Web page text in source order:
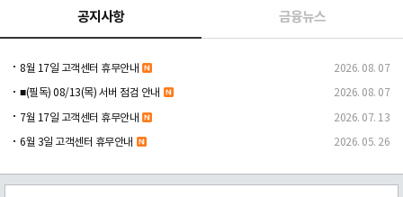
공지사항 금융뉴스
8월 17일 고객센터 휴무안내 2026. 08. 07
■(필독) 08/13(목) 서버 점검 안내 2026. 08. 07
7월 17일 고객센터 휴무안내 2026. 07. 13
6월 3일 고객센터 휴무안내 2026. 05. 26